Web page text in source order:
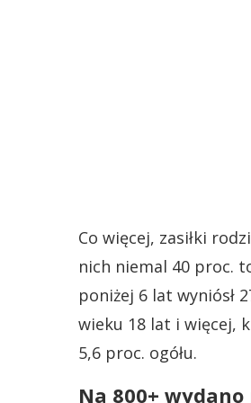
Co więcej, zasiłki
nich niemal 40 proc.
poniżej 6 lat wyniósł
wieku 18 lat i więcej,
5,6 proc. ogółu.
Na 800+